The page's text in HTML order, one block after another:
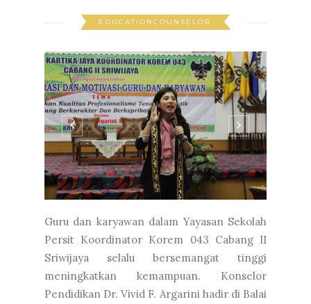
EDUCATIONCOUNSELOR
Guru dan karyawan dalam Yayasan Sekolah
Persit Koordinator Korem 043 Cabang II
Sriwijaya selalu bersemangat tinggi
meningkatkan kemampuan. Konselor
Pendidikan Dr. Vivid F. Argarini hadir di Balai